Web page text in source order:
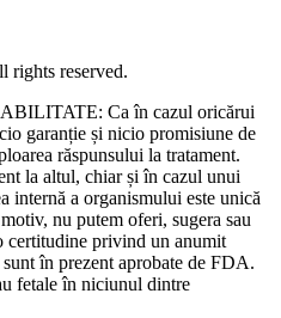
rights reserved.
Ca în cazul oricărui
garanție și nicio promisiune de
răspunsului la tratament.
la altul, chiar și în cazul unui
internă a organismului este unică
nu putem oferi, sugera sau
certitudine privind un anumit
în prezent aprobate de FDA.
fetale în niciunul dintre